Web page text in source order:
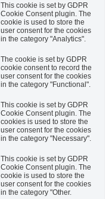
This cookie is set by GDPR
Cookie Consent plugin. The
cookie is used to store the
user consent for the cookies
in the category "Analytics".
The cookie is set by GDPR
cookie consent to record the
user consent for the cookies
in the category "Functional".
This cookie is set by GDPR
Cookie Consent plugin. The
cookies is used to store the
user consent for the cookies
in the category "Necessary".
This cookie is set by GDPR
Cookie Consent plugin. The
cookie is used to store the
user consent for the cookies
in the category "Other.